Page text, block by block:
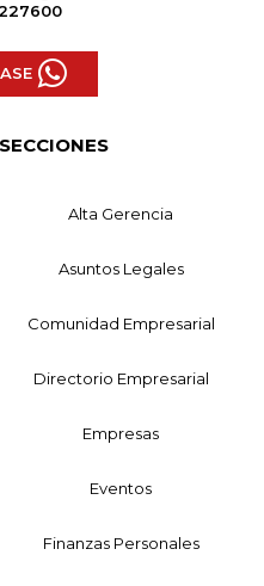
Alta Gerencia
Asuntos Legales
Comunidad Empresarial
Directorio Empresarial
Empresas
Eventos
Finanzas Personales